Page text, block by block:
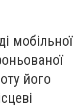
мобільної
його